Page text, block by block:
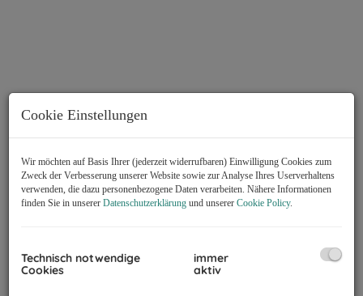
Cookie Einstellungen
Wir möchten auf Basis Ihrer (jederzeit widerrufbaren) Einwilligung Cookies zum
Zweck der Verbesserung unserer Website sowie zur Analyse Ihres Userverhaltens
verwenden, die dazu personenbezogene Daten verarbeiten. Nähere Informationen
finden Sie in unserer Datenschutzerklärung und unserer Cookie Policy.
Technisch notwendige
Cookies
immer
aktiv